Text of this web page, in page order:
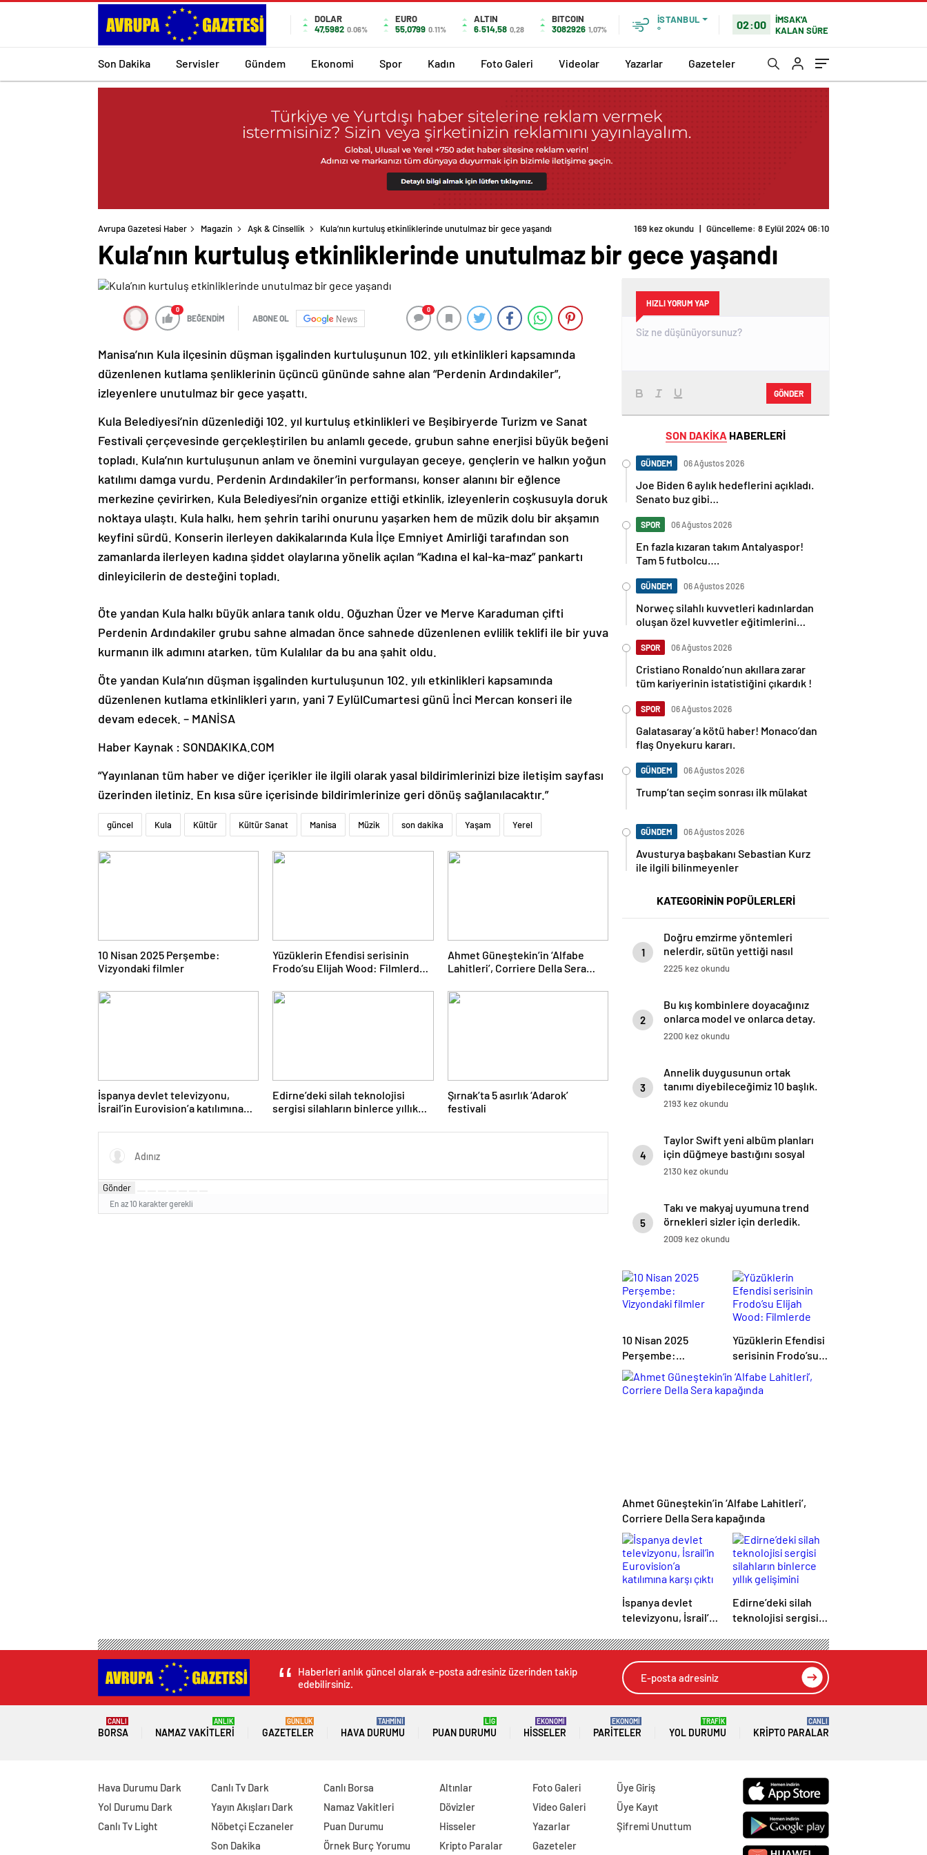
DOLAR
47,5982 0.06%
EURO
55,0799 0.11%
ALTIN
6.514,58 0,28
BITCOIN
3082926 1,07%
İSTANBUL
°
02:00
İMSAK'A
KALAN SÜRE
Son Dakika Servisler Gündem Ekonomi Spor Kadın Foto Galeri Videolar Yazarlar Gazeteler
Avrupa Gazetesi Haber Magazin Aşk & Cinsellik Kula’nın kurtuluş etkinliklerinde unutulmaz bir gece yaşandı 169 kez okundu | Güncelleme: 8 Eylül 2024 06:10
Kula’nın kurtuluş etkinliklerinde unutulmaz bir gece yaşandı
0
BEĞENDİM ABONE OL News
0
Manisa’nın Kula ilçesinin düşman işgalinden kurtuluşunun 102. yılı etkinlikleri kapsamında
düzenlenen kutlama şenliklerinin üçüncü gününde sahne alan “Perdenin Ardındakiler”,
izleyenlere unutulmaz bir gece yaşattı.
Kula Belediyesi’nin düzenlediği 102. yıl kurtuluş etkinlikleri ve Beşibiryerde Turizm ve Sanat
Festivali çerçevesinde gerçekleştirilen bu anlamlı gecede, grubun sahne enerjisi büyük beğeni
topladı. Kula’nın kurtuluşunun anlam ve önemini vurgulayan geceye, gençlerin ve halkın yoğun
katılımı damga vurdu. Perdenin Ardındakiler’in performansı, konser alanını bir eğlence
merkezine çevirirken, Kula Belediyesi’nin organize ettiği etkinlik, izleyenlerin coşkusuyla doruk
noktaya ulaştı. Kula halkı, hem şehrin tarihi onurunu yaşarken hem de müzik dolu bir akşamın
keyfini sürdü. Konserin ilerleyen dakikalarında Kula İlçe Emniyet Amirliği tarafından son
zamanlarda ilerleyen kadına şiddet olaylarına yönelik açılan “Kadına el kal-ka-maz” pankartı
dinleyicilerin de desteğini topladı.
Öte yandan Kula halkı büyük anlara tanık oldu. Oğuzhan Üzer ve Merve Karaduman çifti
Perdenin Ardındakiler grubu sahne almadan önce sahnede düzenlenen evlilik teklifi ile bir yuva
kurmanın ilk adımını atarken, tüm Kulalılar da bu ana şahit oldu.
Öte yandan Kula’nın düşman işgalinden kurtuluşunun 102. yılı etkinlikleri kapsamında
düzenlenen kutlama etkinlikleri yarın, yani 7 EylülCumartesi günü İnci Mercan konseri ile
devam edecek. – MANİSA
Haber Kaynak : SONDAKIKA.COM
“Yayınlanan tüm haber ve diğer içerikler ile ilgili olarak yasal bildirimlerinizi bize iletişim sayfası
üzerinden iletiniz. En kısa süre içerisinde bildirimlerinize geri dönüş sağlanılacaktır.”
güncel Kula Kültür Kültür Sanat Manisa Müzik son dakika Yaşam Yerel
10 Nisan 2025 Perşembe:
Vizyondaki filmler
Yüzüklerin Efendisi serisinin
Frodo’su Elijah Wood: Filmlerde
Ahmet Güneştekin’in ‘Alfabe
Lahitleri’, Corriere Della Sera
İspanya devlet televizyonu,
İsrail’in Eurovision’a katılımına
Edirne’deki silah teknolojisi
sergisi silahların binlerce yıllık
Şırnak’ta 5 asırlık ‘Adarok’
festivali
Gönder
En az 10 karakter gerekli
HIZLI YORUM YAP
GÖNDER
SON DAKİKA HABERLERİ
GÜNDEM 06 Ağustos 2026
Joe Biden 6 aylık hedeflerini açıkladı.
Senato buz gibi…
SPOR 06 Ağustos 2026
En fazla kızaran takım Antalyaspor!
Tam 5 futbolcu….
GÜNDEM 06 Ağustos 2026
Norweç silahlı kuvvetleri kadınlardan
oluşan özel kuvvetler eğitimlerini
SPOR 06 Ağustos 2026
Cristiano Ronaldo’nun akıllara zarar
tüm kariyerinin istatistiğini çıkardık !
SPOR 06 Ağustos 2026
Galatasaray’a kötü haber! Monaco’dan
flaş Onyekuru kararı.
GÜNDEM 06 Ağustos 2026
Trump’tan seçim sonrası ilk mülakat
GÜNDEM 06 Ağustos 2026
Avusturya başbakanı Sebastian Kurz
ile ilgili bilinmeyenler
KATEGORİNİN POPÜLERLERİ
1
Doğru emzirme yöntemleri
nelerdir, sütün yettiği nasıl
anlaşılır?
2225 kez okundu
2
Bu kış kombinlere doyacağınız
onlarca model ve onlarca detay.
2200 kez okundu
3
Annelik duygusunun ortak
tanımı diyebileceğimiz 10 başlık.
2193 kez okundu
4
Taylor Swift yeni albüm planları
için düğmeye bastığını sosyal
medyadan duyurdu!
2130 kez okundu
5
Takı ve makyaj uyumuna trend
örnekleri sizler için derledik.
2009 kez okundu
10 Nisan 2025
Perşembe:
Vizyondaki filmler
Yüzüklerin Efendisi
serisinin Frodo’su
Elijah Wood:
Filmlerde yüksek
Ahmet Güneştekin’in ‘Alfabe Lahitleri’,
Corriere Della Sera kapağında
İspanya devlet
televizyonu, İsrail’in
katılımına karşı çıktı
Edirne’deki silah
teknolojisi sergisi
yıllık gelişimini
yansıtıyor
Haberleri anlık güncel olarak e-posta adresiniz üzerinden takip
edebilirsiniz.
BORSA
CANLI
NAMAZ VAKITLERI
ANLIK
GAZETELER
GÜNLÜK
HAVA DURUMU
TAHMİNİ
PUAN DURUMU
LİG
HISSELER
EKONOMİ
PARITELER
EKONOMİ
YOL DURUMU
TRAFİK
KRIPTO PARALAR
CANLI
Hava Durumu Dark
Yol Durumu Dark
Canlı Tv Light
Canlı Tv Dark
Yayın Akışları Dark
Nöbetçi Eczaneler
Son Dakika
Canlı Borsa
Namaz Vakitleri
Puan Durumu
Örnek Burç Yorumu
Altınlar
Dövizler
Hisseler
Kripto Paralar
Foto Galeri
Video Galeri
Yazarlar
Gazeteler
Üye Giriş
Üye Kayıt
Şifremi Unuttum